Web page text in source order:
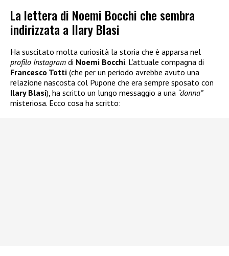
La lettera di Noemi Bocchi che sembra
indirizzata a Ilary Blasi
Ha suscitato molta curiosità la storia che è apparsa nel
profilo Instagram di Noemi Bocchi. L’attuale compagna di
Francesco Totti (che per un periodo avrebbe avuto una
relazione nascosta col Pupone che era sempre sposato con
Ilary Blasi), ha scritto un lungo messaggio a una “donna”
misteriosa. Ecco cosa ha scritto: